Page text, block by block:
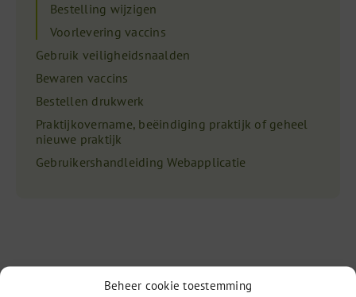
Beheer cookie toestemming
Bestelling wijzigen
Voorlevering vaccins
Gebruik veiligheidsnaalden
Bewaren vaccins
Bestellen drukwerk
Praktijkovername, beëindiging praktijk of geheel
nieuwe praktijk
Gebruikershandleiding Webapplicatie